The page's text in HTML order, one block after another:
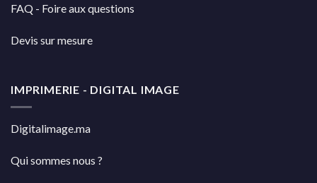
FAQ - Foire aux questions
Devis sur mesure
IMPRIMERIE - DIGITAL IMAGE
Digitalimage.ma
Qui sommes nous ?